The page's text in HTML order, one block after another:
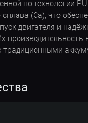
по технологии
сплава (Ca), что
двигателя и
производительность
традиционными